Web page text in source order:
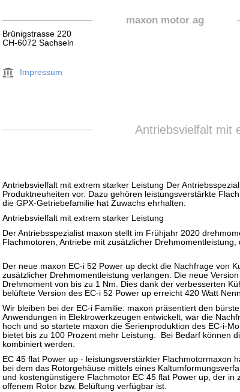
maxon motor ag
Brünigstrasse 220
CH-6072 Sachseln
Impressum
Antriebsvielfalt mit
Antriebsvielfalt mit extrem starker Leistung Der
Produktneuheiten vor. Dazu gehören leistungsverstärkte
die GPX-Getriebefamilie hat Zuwachs ehrhalten.
Antriebsvielfalt mit extrem starker Leistung
Der Antriebsspezialist maxon stellt im Frühjahr 2020
Flachmotoren, Antriebe mit zusätzlicher
Der neue maxon EC-i 52 Power up deckt die Nachfrage von
zusätzlicher Drehmomentleistung verlangen. Die neue
Drehmoment von bis zu 1 Nm. Dies dank der verbesserten
belüftete Version des EC-i 52 Power up erreicht 420 Watt
Wir bleiben bei der EC-i Familie: maxon präsentiert den
Anwendungen in Elektrowerkzeugen entwickelt, war die
hoch und so startete maxon die Serienproduktion des EC-i-
bietet bis zu 100 Prozent mehr Leistung. Bei Bedarf können
kombiniert werden.
EC 45 flat Power up - leistungsverstärkter Flachmotormaxon
bei dem das Rotorgehäuse mittels eines
und kostengünstigere Flachmotor EC 45 flat Power up, der
offenem Rotor bzw. Belüftung verfügbar ist.